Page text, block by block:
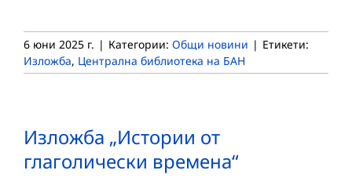
6 юни 2025 г. | Категории: Общи новини | Етикети:
Изложба, Централна библиотека на БАН
Изложба „Истории от
глаголически времена“